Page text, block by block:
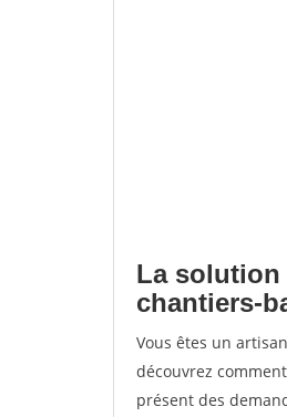
La solution
chantiers-
Vous êtes un
découvrez
présent des